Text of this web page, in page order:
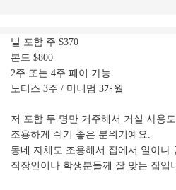
빌 포함 주 $370
본드 $800
2주 또는 4주 페이 가능
노티스 3주 / 미니멈 3개월
저 포함 두 명만 거주해서 거실 사용
조용하게 쉬기 좋은 분위기예요.
동네 자체도 조용해서 집에서 일이나
직장인이나 학생분들께 잘 맞는 집입